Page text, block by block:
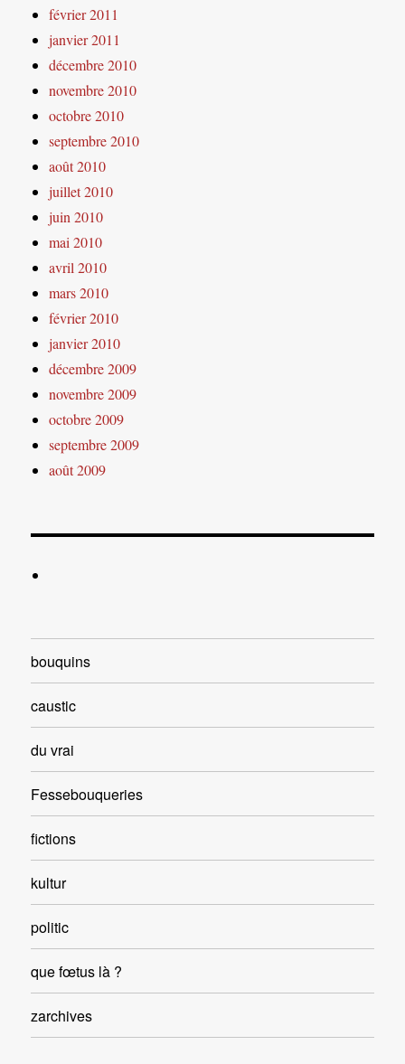
février 2011
janvier 2011
décembre 2010
novembre 2010
octobre 2010
septembre 2010
août 2010
juillet 2010
juin 2010
mai 2010
avril 2010
mars 2010
février 2010
janvier 2010
décembre 2009
novembre 2009
octobre 2009
septembre 2009
août 2009
bouquins
caustic
du vrai
Fessebouqueries
fictions
kultur
politic
que fœtus là ?
zarchives